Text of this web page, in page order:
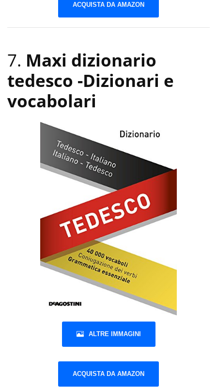
ACQUISTA DA AMAZON
7. Maxi dizionario
tedesco -Dizionari e
vocabolari
ALTRE IMMAGINI
ACQUISTA DA AMAZON